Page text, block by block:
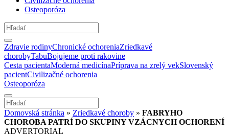
Osteoporóza
Zdravie rodinyChronické ochoreniaZriedkavé
chorobyTabuBojujeme proti rakovine
Cesta pacientaModerná medicínaPríprava na zrelý vekSlovenský
pacientCivilizačné ochorenia
Osteoporóza
Domovská stránka » Zriedkavé choroby » FABRYHO
CHOROBA PATRÍ DO SKUPINY VZÁCNYCH OCHORENÍ
ADVERTORIAL